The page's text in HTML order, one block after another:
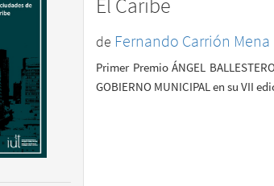
El Caribe
Fernando Carrión Mena
Primer Premio ÁNGEL
GOBIERNO MUNICIPAL en su VII